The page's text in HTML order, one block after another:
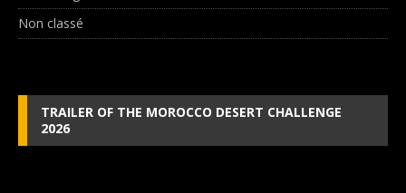
Non classé
TRAILER OF THE MOROCCO DESERT CHALLENGE
2026